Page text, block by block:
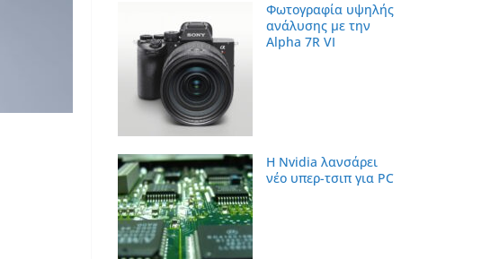
Φωτογραφία υψηλής
ανάλυσης με την
Alpha 7R VI
Η Nvidia λανσάρει
νέο υπερ-τσιπ για PC